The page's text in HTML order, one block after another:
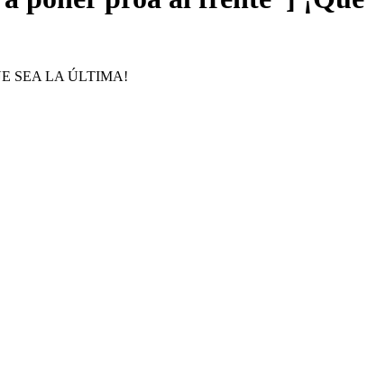
SEA LA ÚLTIMA!